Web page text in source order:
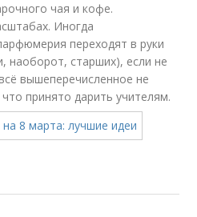
чая и кофе.
Иногда
переходят в руки
наоборот, старших), если не
вышеперечисленное не
принято дарить учителям.